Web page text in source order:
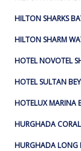
HILTON SHARKS
HILTON SHARM
HOTEL NOVOTEL
HOTEL SULTAN
HOTELUX MARINA
HURGHADA
HURGHADA LONG